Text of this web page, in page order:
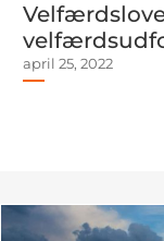
april 25, 2022